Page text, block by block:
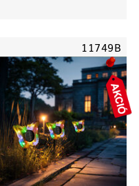
11749B